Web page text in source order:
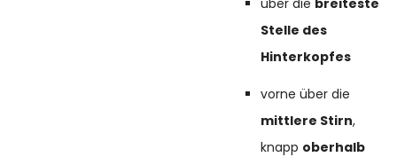
über die breiteste
Stelle des
Hinterkopfes
vorne über die
mittlere Stirn,
knapp oberhalb